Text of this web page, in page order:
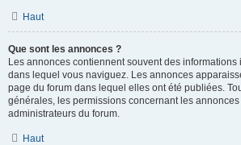
Haut
Que sont les annonces ?
Les annonces contiennent souvent des informations
dans lequel vous naviguez. Les annonces
page du forum dans lequel elles ont été publiées.
générales, les permissions concernant les
administrateurs du forum.
Haut